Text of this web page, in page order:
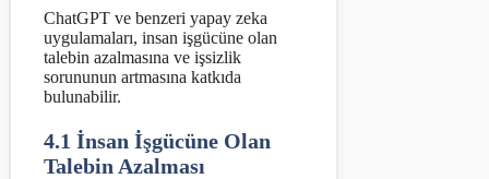
ChatGPT ve benzeri yapay zeka
uygulamaları, insan işgücüne olan
talebin azalmasına ve işsizlik
sorununun artmasına katkıda
bulunabilir.
4.1 İnsan İşgücüne Olan
Talebin Azalması